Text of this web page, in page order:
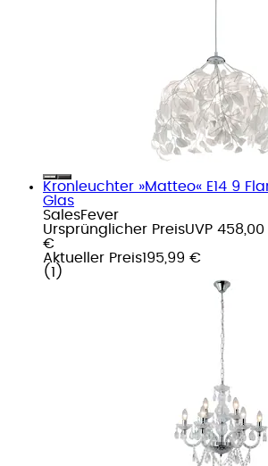
Kronleuchter »Matteo« E14 9
Glas
SalesFever
Ursprünglicher PreisUVP
€
Aktueller Preis195,99 €
( 1 )